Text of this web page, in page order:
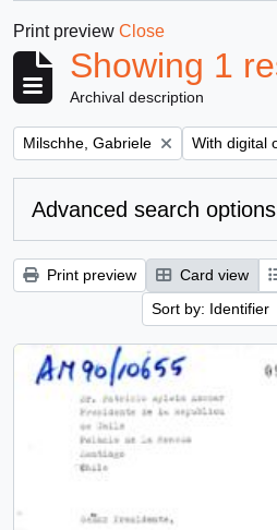
Print preview Close
Showing 1
Archival description
Remove filter:
Milschhe, Gabriele Remove
With digital
Advanced search options
Print preview Card view
Sort by: Identifier